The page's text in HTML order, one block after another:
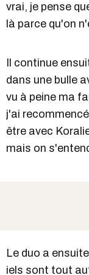
vrai, je pense
là parce qu'on
Il continue
dans une bulle
vu à peine ma
j'ai
être avec
mais on
Le duo a
iels sont tout